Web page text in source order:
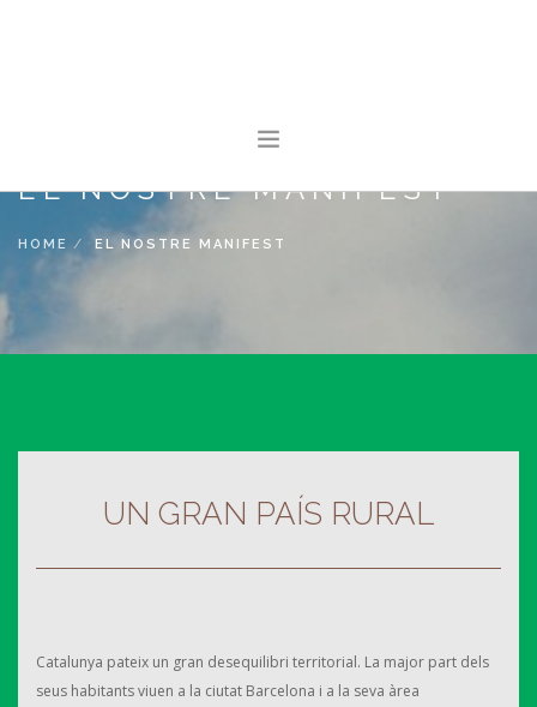
CONEIX PAÍS RURAL
SEARCH SITE
EL NOSTRE MANIFEST
HOME EL NOSTRE MANIFEST
UN GRAN PAÍS RURAL
Catalunya pateix un gran desequilibri territorial. La major part dels
seus habitants viuen a la ciutat Barcelona i a la seva àrea